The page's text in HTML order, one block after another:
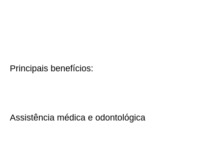
Principais benefícios:
Assistência médica e odontológica